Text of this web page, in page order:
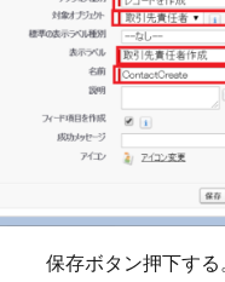
保存ボタン押下する